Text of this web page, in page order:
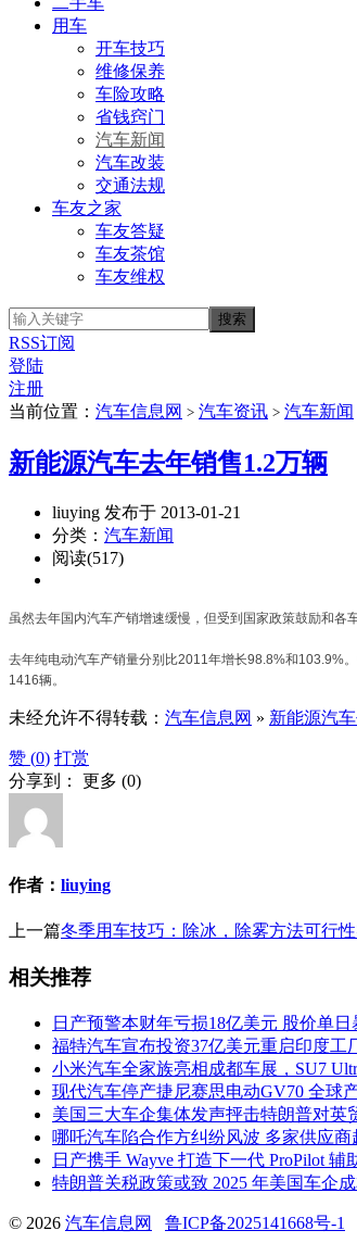
用车
开车技巧
维修保养
车险攻略
省钱窍门
汽车新闻
汽车改装
交通法规
车友之家
车友答疑
车友茶馆
车友维权
RSS订阅
登陆
注册
当前位置： 汽车信息网 > 汽车资讯 > 汽车新闻
新能源汽车去年销售1.2万辆
liuying 发布于 2013-01-21
分类： 汽车新闻
阅读(517)
虽然去年国内汽车产销增速缓慢，但受到国家政策鼓励和各
去年纯电动汽车产销量分别比2011年增长98.8%和103.9%
1416辆。
未经允许不得转载： 汽车信息网 » 新能源汽
赞 (0) 打赏
分享到： 更多 (0)
作者： liuying
上一篇冬季用车技巧：除冰，除雾方法可行
相关推荐
日产预警本财年亏损18亿美元 股价单日
福特汽车宣布投资37亿美元重启印度工
小米汽车全家族亮相成都车展，SU7
现代汽车停产捷尼赛思电动GV70 全球
美国三大车企集体发声抨击特朗普对
哪吒汽车陷合作方纠纷风波 多家供应
日产携手 Wayve 打造下一代 ProPilot
特朗普关税政策或致 2025 年美国车企
© 2026 汽车信息网 鲁ICP备2025141668号-1